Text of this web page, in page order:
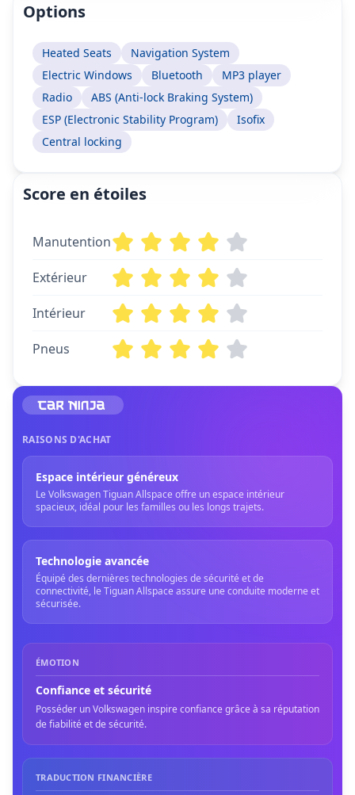
Options
Heated Seats
Navigation System
Electric Windows
Bluetooth
MP3 player
Radio
ABS (Anti-lock Braking System)
ESP (Electronic Stability Program)
Isofix
Central locking
Score en étoiles
Manutention
Extérieur
Intérieur
Pneus
RAISONS D'ACHAT
Espace intérieur généreux
Le Volkswagen Tiguan Allspace offre un espace intérieur
spacieux, idéal pour les familles ou les longs trajets.
Technologie avancée
Équipé des dernières technologies de sécurité et de
connectivité, le Tiguan Allspace assure une conduite moderne et
sécurisée.
ÉMOTION
Confiance et sécurité
Posséder un Volkswagen inspire confiance grâce à sa réputation
de fiabilité et de sécurité.
TRADUCTION FINANCIÈRE